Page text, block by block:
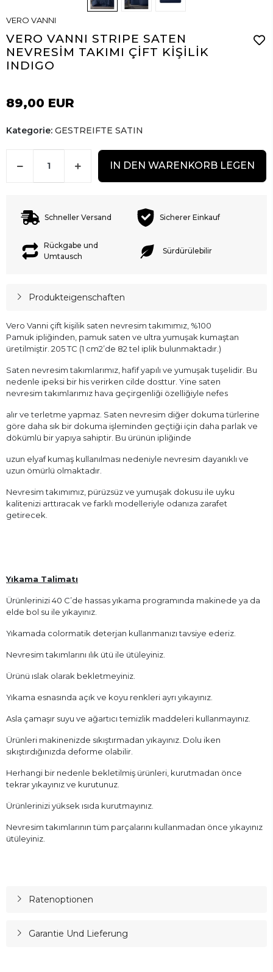
VERO VANNI
VERO VANNI STRIPE SATEN
NEVRESİM TAKIMI ÇİFT KİŞİLİK
INDIGO
89,00 EUR
Kategorie: GESTREIFTE SATIN
IN DEN WARENKORB LEGEN
Schneller Versand Sicherer Einkauf
Rückgabe und
Umtausch
Sürdürülebilir
Produkteigenschaften
Vero Vanni çift kişilik saten nevresim takımımız, %100
Pamuk ipliğinden, pamuk saten ve ultra yumuşak kumaştan
üretilmiştir. 205 TC (1 cm2’de 82 tel iplik bulunmaktadır.)
Saten nevresim takımlarımız, hafif yapılı ve yumuşak tuşelidir. Bu
nedenle ipeksi bir his verirken cilde dosttur. Yine saten
nevresim takımlarımız hava geçirgenliği özelliğiyle nefes
alır ve terletme yapmaz. Saten nevresim diğer dokuma türlerine
göre daha sık bir dokuma işleminden geçtiği için daha parlak ve
dökümlü bir yapıya sahiptir. Bu ürünün ipliğinde
uzun elyaf kumaş kullanılması nedeniyle nevresim dayanıklı ve
uzun ömürlü olmaktadır.
Nevresim takımımız, pürüzsüz ve yumuşak dokusu ile uyku
kalitenizi arttıracak ve farklı modelleriyle odanıza zarafet
getirecek.
Yıkama Talimatı
Ürünlerinizi 40 C’de hassas yıkama programında makinede ya da
elde bol su ile yıkayınız.
Yıkamada colormatik deterjan kullanmanızı tavsiye ederiz.
Nevresim takımlarını ılık ütü ile ütüleyiniz.
Ürünü ıslak olarak bekletmeyiniz.
Yıkama esnasında açık ve koyu renkleri ayrı yıkayınız.
Asla çamaşır suyu ve ağartıcı temizlik maddeleri kullanmayınız.
Ürünleri makinenizde sıkıştırmadan yıkayınız. Dolu iken
sıkıştırdığınızda deforme olabilir.
Herhangi bir nedenle bekletilmiş ürünleri, kurutmadan önce
tekrar yıkayınız ve kurutunuz.
Ürünlerinizi yüksek ısıda kurutmayınız.
Nevresim takımlarının tüm parçalarını kullanmadan önce yıkayınız
ütüleyiniz.
Ratenoptionen
Garantie Und Lieferung